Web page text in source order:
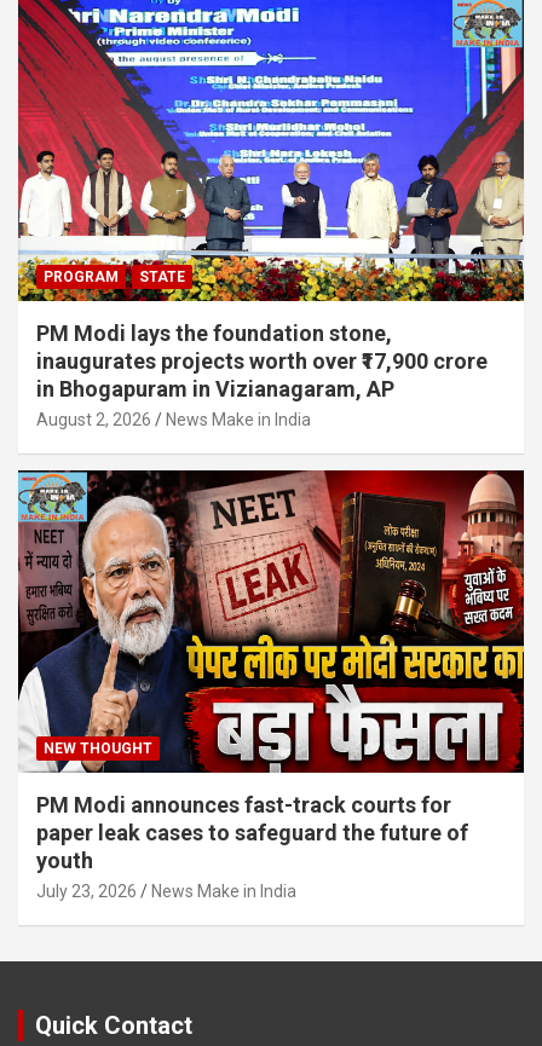
PROGRAM STATE
PM Modi lays the foundation stone,
inaugurates projects worth over ₹17,900 crore
in Bhogapuram in Vizianagaram, AP
August 2, 2026 News Make in India
NEW THOUGHT
PM Modi announces fast-track courts for
paper leak cases to safeguard the future of
youth
July 23, 2026 News Make in India
Quick Contact